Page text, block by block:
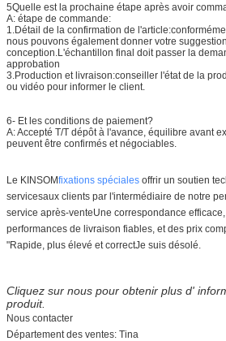
5Quelle est la prochaine étape après avoir
A: étape de commande:
1.Détail de la confirmation de
nous pouvons également donner votre
conception.L'échantillon final doit passer la
approbation
3.Production et livraison:conseiller l'état de la
ou vidéo pour informer le client.
6- Et les conditions de paiement?
A: Accepté T/T dépôt à l'avance, équilibre avant
peuvent être confirmés et négociables.
Le KINSOMfixations spéciales offrir un soutien
servicesaux clients par l'intermédiaire de notre
service après-venteUne correspondance efficace
performances de livraison fiables, et des prix
"Rapide, plus élevé et correctJe suis désolé.
Cliquez sur nous pour obtenir plus d'
produit.
Nous contacter
Département des ventes: Tina